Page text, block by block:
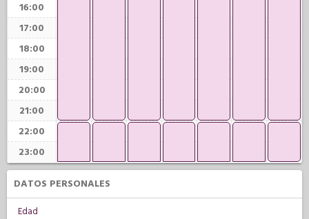
16:00
17:00
18:00
19:00
20:00
21:00
22:00
23:00
DATOS PERSONALES
Edad